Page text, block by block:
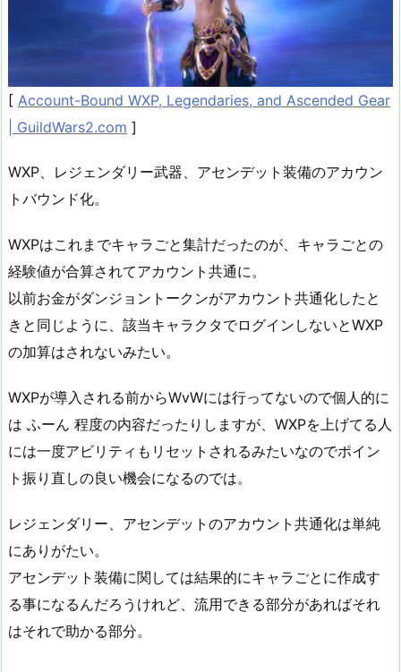
[ Account-Bound WXP, Legendaries, and Ascended Gear
| GuildWars2.com ]
WXP、レジェンダリー武器、アセンデット装備のアカウン
トバウンド化。
WXPはこれまでキャラごと集計だったのが、キャラごとの
経験値が合算されてアカウント共通に。
以前お金がダンジョントークンがアカウント共通化したと
きと同じように、該当キャラクタでログインしないとWXP
の加算はされないみたい。
WXPが導入される前からWvWには行ってないので個人的に
は ふーん 程度の内容だったりしますが、WXPを上げてる人
には一度アビリティもリセットされるみたいなのでポイン
ト振り直しの良い機会になるのでは。
レジェンダリー、アセンデットのアカウント共通化は単純
にありがたい。
アセンデット装備に関しては結果的にキャラごとに作成す
る事になるんだろうけれど、流用できる部分があればそれ
はそれで助かる部分。